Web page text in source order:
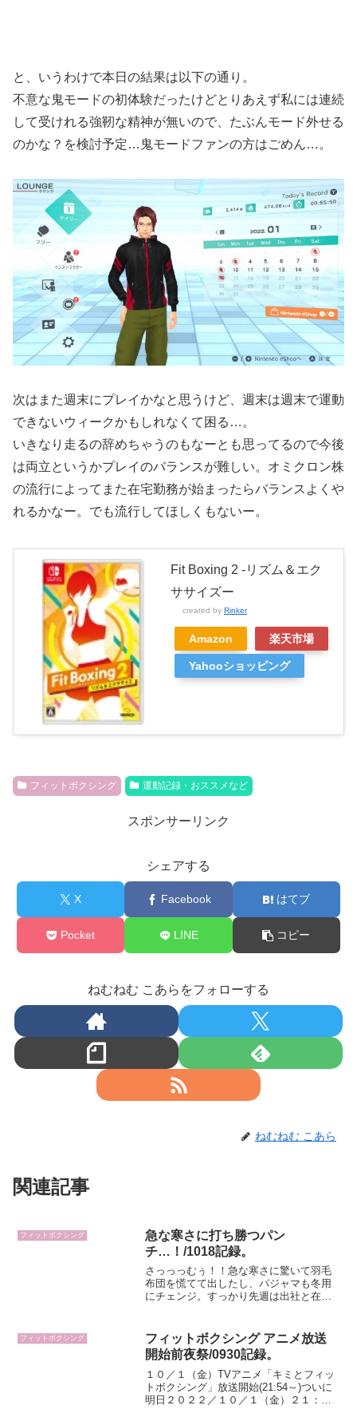
と、いうわけで本日の結果は以下の通り。
不意な鬼モードの初体験だったけどとりあえず私には連続
して受けれる強靭な精神が無いので、たぶんモード外せる
のかな？を検討予定…鬼モードファンの方はごめん…。
次はまた週末にプレイかなと思うけど、週末は週末で運動
できないウィークかもしれなくて困る…。
いきなり走るの辞めちゃうのもなーとも思ってるので今後
は両立というかプレイのバランスが難しい。オミクロン株
の流行によってまた在宅勤務が始まったらバランスよくや
れるかなー。でも流行してほしくもないー。
Fit Boxing 2 -リズム＆エク
ササイズー
created by Rinker
Amazon 楽天市場
Yahooショッピング
フィットボクシング 運動記録・おススメなど
スポンサーリンク
シェアする
X Facebook はてブ
Pocket LINE コピー
ねむねむ こあらをフォローする
ねむねむ こあら
関連記事
フィットボクシング
急な寒さに打ち勝つパン
チ…！/1018記録。
さっっっむぅ！！急な寒さに驚いて羽毛
布団を慌てて出したし、パジャマも冬用
にチェンジ。すっかり先週は出社と在宅
続いて全くできていなかったフィットボ
クシングをやるべく、今日...
フィットボクシング
フィットボクシング アニメ放送
開始前夜祭/0930記録。
１０／１（金）TVアニメ「キミとフィッ
トボクシング」放送開始(21:54～)ついに
明日２０２２／１０／１（金）２１：５